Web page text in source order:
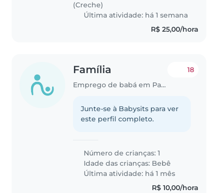
(Creche)
Última atividade: há 1 semana
R$ 25,00/hora
Família
Emprego de babá em Paulista
18
Junte-se à Babysits para ver
este perfil completo.
Número de crianças: 1
Idade das crianças: Bebê
Última atividade: há 1 mês
R$ 10,00/hora